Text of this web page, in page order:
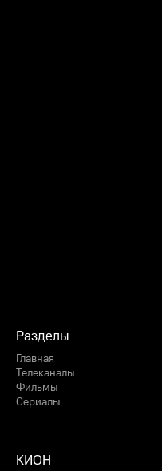
Разделы
Главная
Телеканалы
Фильмы
Сериалы
КИОН